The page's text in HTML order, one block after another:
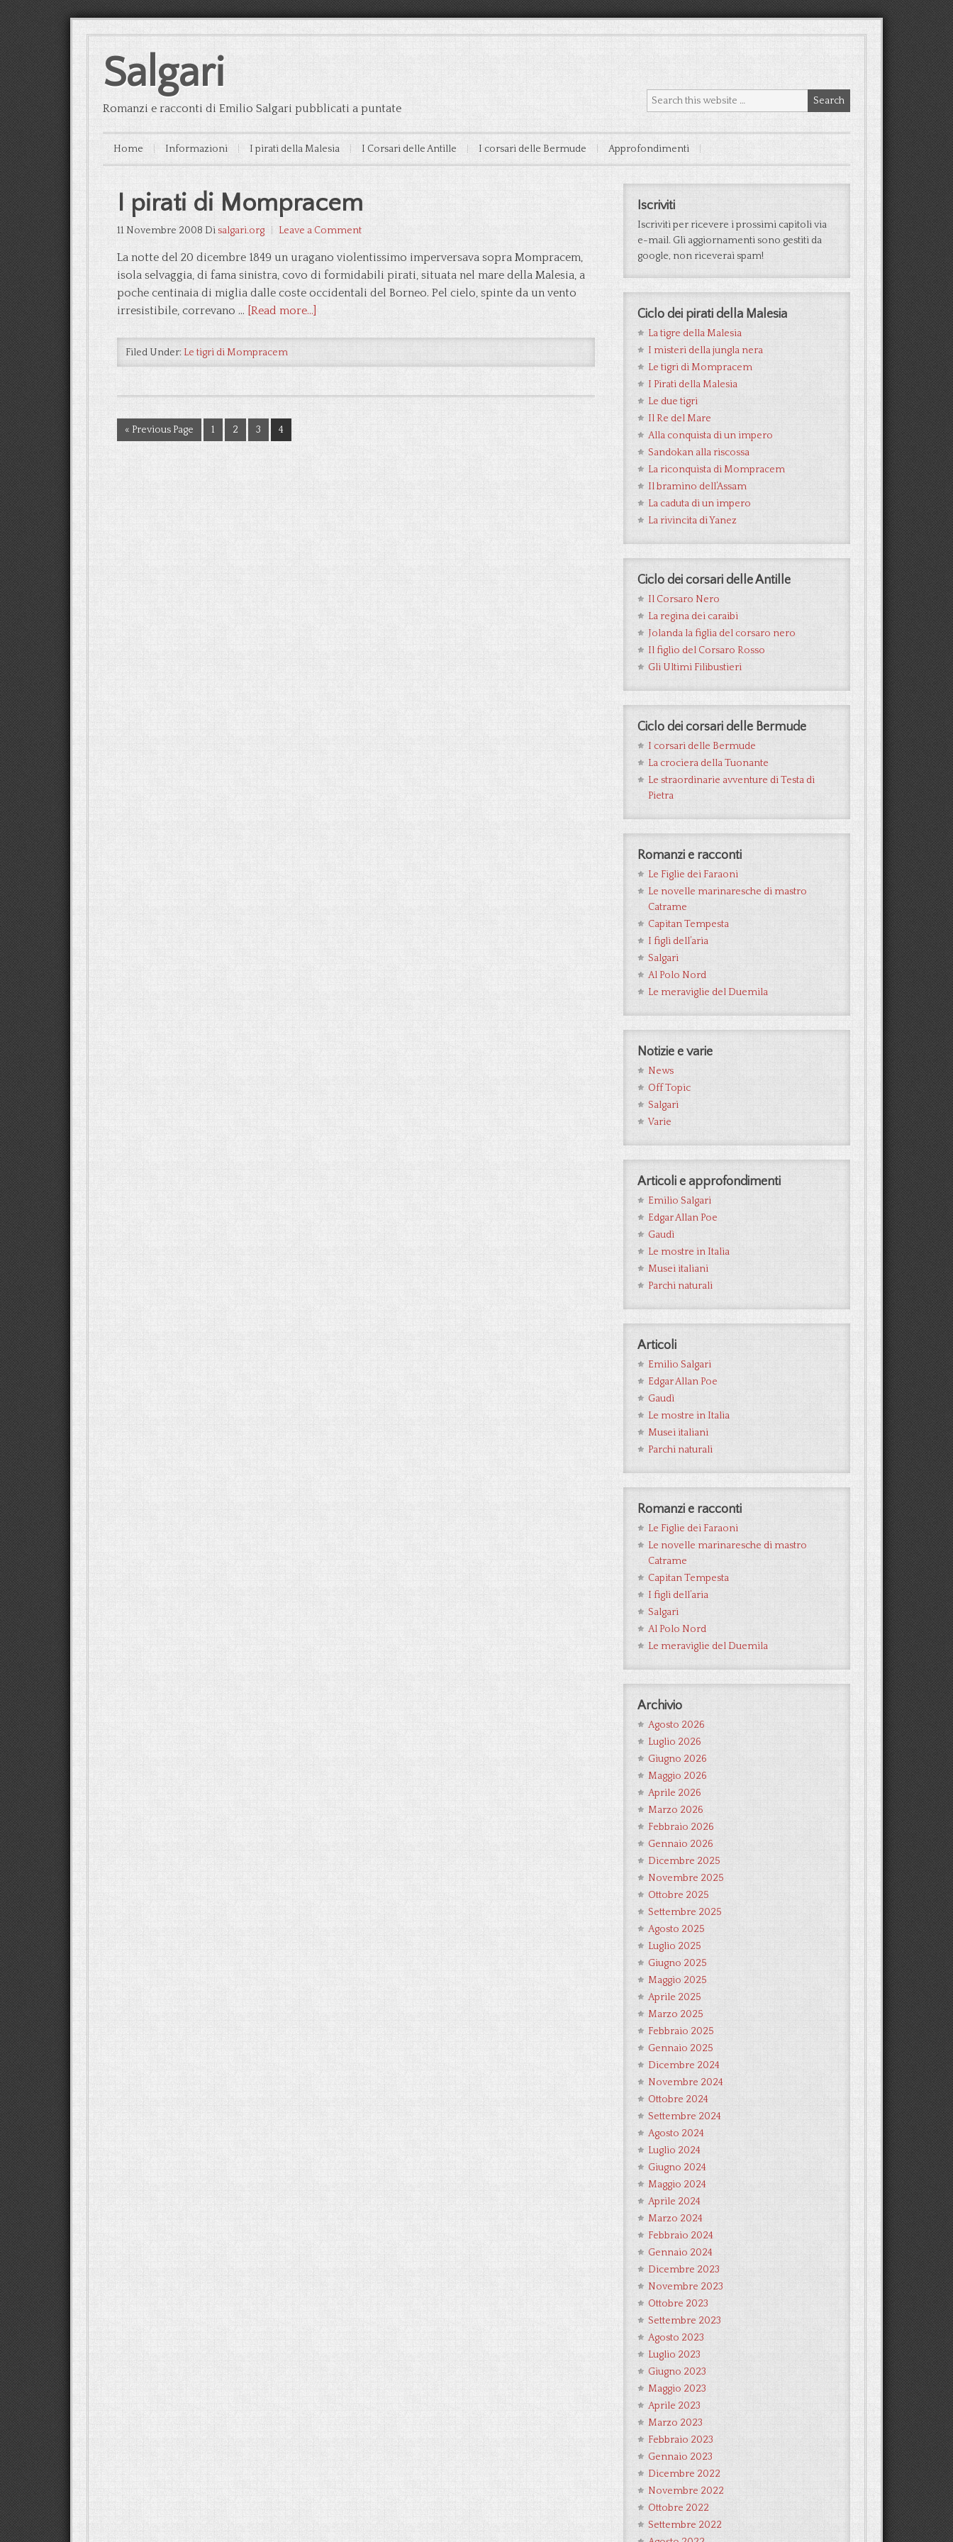
Salgari
Romanzi e racconti di Emilio Salgari pubblicati a puntate
Home Informazioni I pirati della Malesia I Corsari delle Antille I corsari delle Bermude Approfondimenti
I pirati di Mompracem
11 Novembre 2008 Di salgari.org Leave a Comment
La notte del 20 dicembre 1849 un uragano violentissimo imperversava sopra Mompracem,
isola selvaggia, di fama sinistra, covo di formidabili pirati, situata nel mare della Malesia, a
poche centinaia di miglia dalle coste occidentali del Borneo. Pel cielo, spinte da un vento
irresistibile, correvano … [Read more...]
Filed Under: Le tigri di Mompracem
« Previous Page 1 2 3 4
Iscriviti
Iscriviti per ricevere i prossimi capitoli via
e-mail. Gli aggiornamenti sono gestiti da
google, non riceverai spam!
Ciclo dei pirati della Malesia
La tigre della Malesia
I misteri della jungla nera
Le tigri di Mompracem
I Pirati della Malesia
Le due tigri
Il Re del Mare
Alla conquista di un impero
Sandokan alla riscossa
La riconquista di Mompracem
Il bramino dell’Assam
La caduta di un impero
La rivincita di Yanez
Ciclo dei corsari delle Antille
Il Corsaro Nero
La regina dei caraibi
Jolanda la figlia del corsaro nero
Il figlio del Corsaro Rosso
Gli Ultimi Filibustieri
Ciclo dei corsari delle Bermude
I corsari delle Bermude
La crociera della Tuonante
Le straordinarie avventure di Testa di
Pietra
Romanzi e racconti
Le Figlie dei Faraoni
Le novelle marinaresche di mastro
Catrame
Capitan Tempesta
I figli dell’aria
Salgari
Al Polo Nord
Le meraviglie del Duemila
Notizie e varie
News
Off Topic
Salgari
Varie
Articoli e approfondimenti
Emilio Salgari
Edgar Allan Poe
Gaudì
Le mostre in Italia
Musei italiani
Parchi naturali
Articoli
Emilio Salgari
Edgar Allan Poe
Gaudì
Le mostre in Italia
Musei italiani
Parchi naturali
Romanzi e racconti
Le Figlie dei Faraoni
Le novelle marinaresche di mastro
Catrame
Capitan Tempesta
I figli dell’aria
Salgari
Al Polo Nord
Le meraviglie del Duemila
Archivio
Agosto 2026
Luglio 2026
Giugno 2026
Maggio 2026
Aprile 2026
Marzo 2026
Febbraio 2026
Gennaio 2026
Dicembre 2025
Novembre 2025
Ottobre 2025
Settembre 2025
Agosto 2025
Luglio 2025
Giugno 2025
Maggio 2025
Aprile 2025
Marzo 2025
Febbraio 2025
Gennaio 2025
Dicembre 2024
Novembre 2024
Ottobre 2024
Settembre 2024
Agosto 2024
Luglio 2024
Giugno 2024
Maggio 2024
Aprile 2024
Marzo 2024
Febbraio 2024
Gennaio 2024
Dicembre 2023
Novembre 2023
Ottobre 2023
Settembre 2023
Agosto 2023
Luglio 2023
Giugno 2023
Maggio 2023
Aprile 2023
Marzo 2023
Febbraio 2023
Gennaio 2023
Dicembre 2022
Novembre 2022
Ottobre 2022
Settembre 2022